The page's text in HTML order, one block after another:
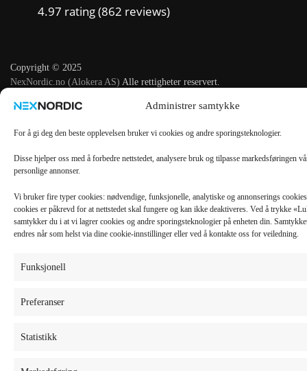
Administrer samtykke
For å gi deg den beste opplevelsen bruker vi cookies og andre sporingsteknologier.
Disse hjelper oss med å forbedre nettstedet, analysere bruk og tilpasse markedsføringen
personlige annonser.
Vi bruker fire typer cookies: nødvendige, funksjonelle, analytiske og annonserings
cookies er påkrevd for at nettstedet skal fungere og kan ikke deaktiveres. Ved å trykke
samtykker du i at vi lagrer cookies og andre sporingsteknologier på enheten din.
endres når som helst via dine cookie-innstillinger eller ved å kontakte oss for veiledning.
Funksjonell
Preferanser
Statistikk
4.97 rating(862 reviews)
Copyright © 2025
NexNordic.no (Alokera AS) Alle rettigheter reservert.